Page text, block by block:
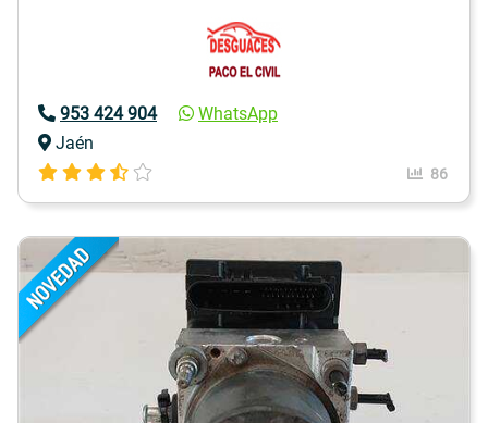
953 424 904
WhatsApp
Jaén
86